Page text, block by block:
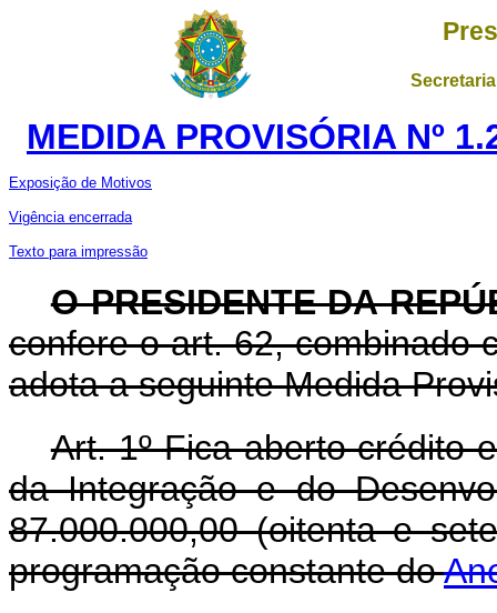
MEDIDA PROVISÓRIA Nº
Exposição de Motivos
Vigência encerrada
Texto para impressão
O PRESIDENTE DA
confere o art. 62, combinado
adota a seguinte Medida
Art. 1º Fica aberto crédito
da Integração e do
87.000.000,00 (oitenta e
programação constante do